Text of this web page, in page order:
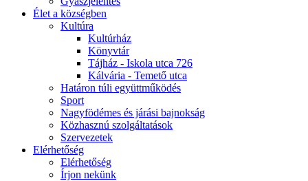
Élet a községben
Kultúra
Kultúrház
Könyvtár
Tájház - Iskola utca 726
Kálvária - Temető utca
Határon túli együttműködés
Sport
Nagyfödémes és járási bajnokság
Közhasznú szolgáltatások
Szervezetek
Elérhetőség
Elérhetőség
Írjon nekünk